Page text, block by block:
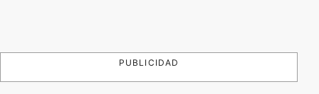
PUBLICIDAD